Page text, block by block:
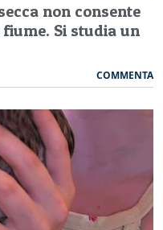
non consente
Si studia un
COMMENTA